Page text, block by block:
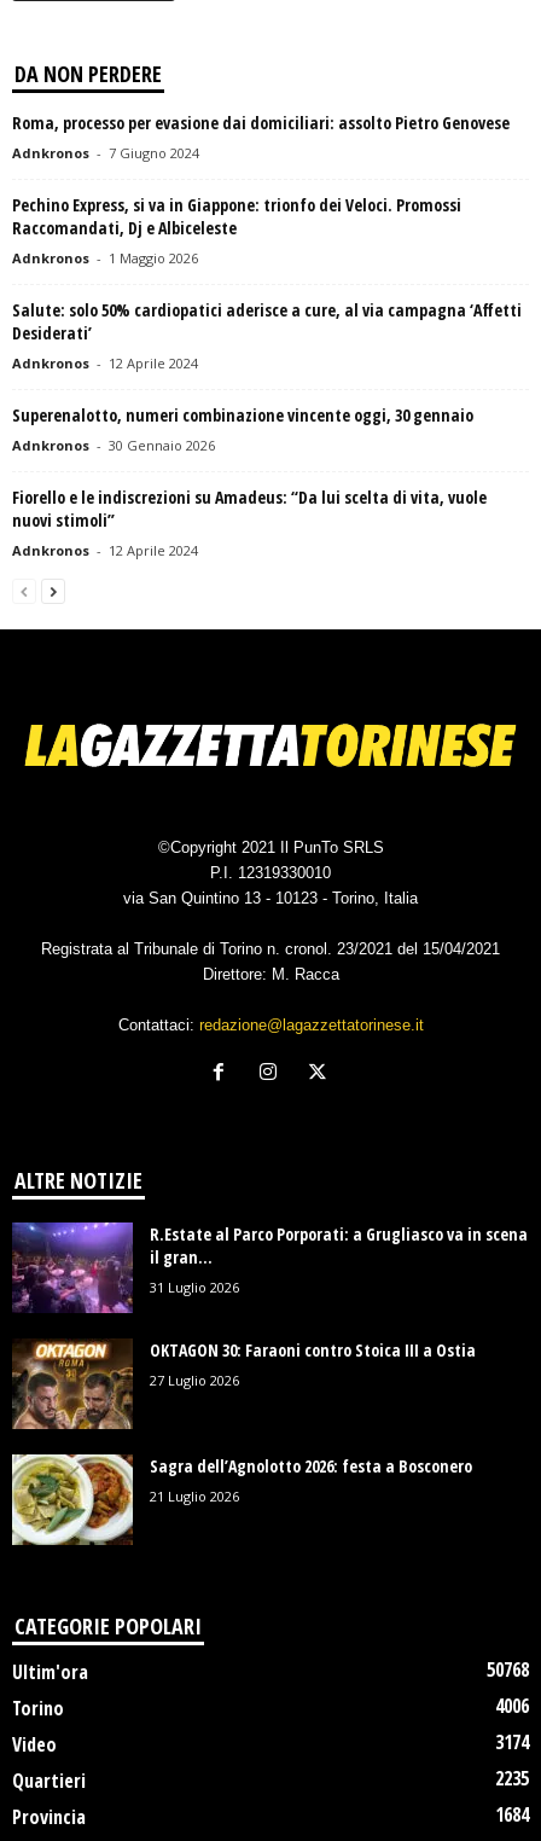
DA NON PERDERE
Roma, processo per evasione dai domiciliari: assolto Pietro Genovese
Adnkronos - 7 Giugno 2024
Pechino Express, si va in Giappone: trionfo dei Veloci. Promossi
Raccomandati, Dj e Albiceleste
Adnkronos - 1 Maggio 2026
Salute: solo 50% cardiopatici aderisce a cure, al via campagna ‘Affetti
Desiderati’
Adnkronos - 12 Aprile 2024
Superenalotto, numeri combinazione vincente oggi, 30 gennaio
Adnkronos - 30 Gennaio 2026
Fiorello e le indiscrezioni su Amadeus: “Da lui scelta di vita, vuole
nuovi stimoli”
Adnkronos - 12 Aprile 2024
©Copyright 2021 Il PunTo SRLS
P.I. 12319330010
via San Quintino 13 - 10123 - Torino, Italia
Registrata al Tribunale di Torino n. cronol. 23/2021 del 15/04/2021
Direttore: M. Racca
Contattaci: redazione@lagazzettatorinese.it
ALTRE NOTIZIE
R.Estate al Parco Porporati: a Grugliasco va in scena
il gran...
31 Luglio 2026
OKTAGON 30: Faraoni contro Stoica III a Ostia
27 Luglio 2026
Sagra dell’Agnolotto 2026: festa a Bosconero
21 Luglio 2026
CATEGORIE POPOLARI
Ultim'ora
50768
Torino
4006
Video
3174
Quartieri
2235
Provincia
1684